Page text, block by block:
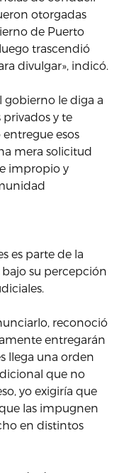
otorgadas
de Puerto
trascendió
divulgar», indicó.
gobierno le diga a
y te
esos
mera solicitud
impropio y
es parte de la
su percepción
reconoció
entregarán
llega una orden
que no
yo exigiría que
las impugnen
en distintos